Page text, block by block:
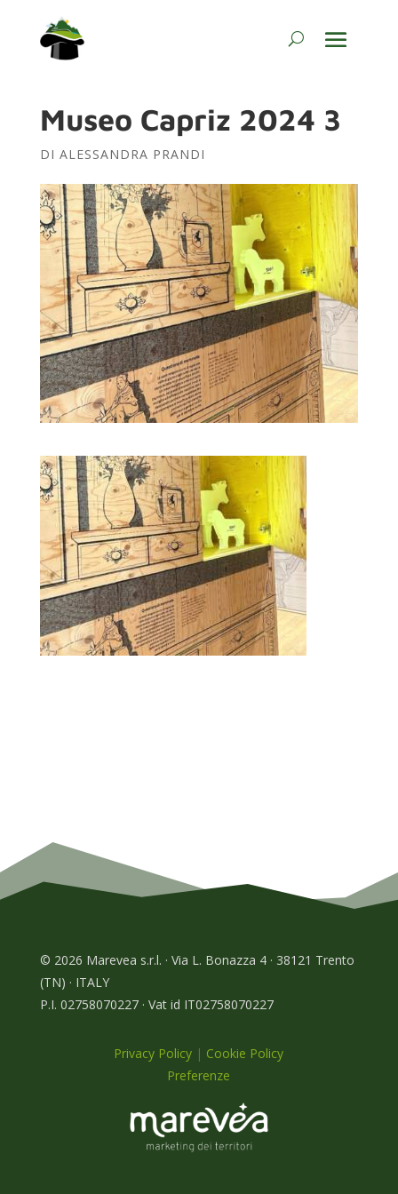
Museo Capriz 2024 3
DI ALESSANDRA PRANDI
© 2026 Marevea s.r.l. · Via L. Bonazza 4 · 38121 Trento
(TN) · ITALY
P.I. 02758070227 · Vat id IT02758070227
Privacy Policy | Cookie Policy
Preferenze